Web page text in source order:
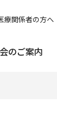
療関係者の方へ
のご案内